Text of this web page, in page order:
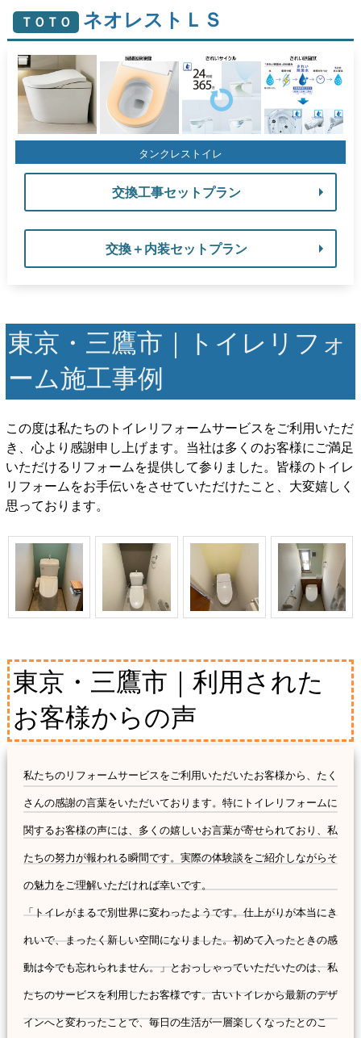
ＴＯＴＯ ネオレストＬＳ
タンクレストイレ
交換工事セットプラン
交換＋内装セットプラン
東京・三鷹市｜トイレリフォ
ーム施工事例
この度は私たちのトイレリフォームサービスをご利用いただ
き、心より感謝申し上げます。当社は多くのお客様にご満足
いただけるリフォームを提供して参りました。皆様のトイレ
リフォームをお手伝いをさせていただけたこと、大変嬉しく
思っております。
東京・三鷹市｜利用された
お客様からの声
私たちのリフォームサービスをご利用いただいたお客様から、たく
さんの感謝の言葉をいただいております。特にトイレリフォームに
関するお客様の声には、多くの嬉しいお言葉が寄せられており、私
たちの努力が報われる瞬間です。実際の体験談をご紹介しながらそ
の魅力をご理解いただければ幸いです。
「トイレがまるで別世界に変わったようです。仕上がりが本当にき
れいで、まったく新しい空間になりました。初めて入ったときの感
動は今でも忘れられません。」とおっしゃっていただいたのは、私
たちのサービスを利用したお客様です。古いトイレから最新のデザ
インへと変わったことで、毎日の生活が一層楽しくなったとのこ